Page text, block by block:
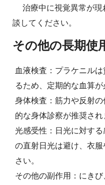
治療中に視覚異常が
談してください。
その他の長期使
血液検査：プラケニル
るため、定期的な血算が
身体検査：筋力や反射
的な身体診察が推奨され
光感受性：日光に対す
の直射日光は避け、衣
さい。
その他の副作用：にき